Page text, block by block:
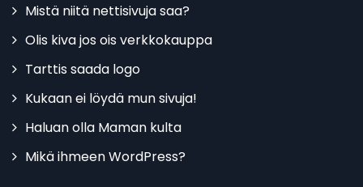
Mistä niitä nettisivuja saa?
Olis kiva jos ois verkkokauppa
Tarttis saada logo
Kukaan ei löydä mun sivuja!
Haluan olla Maman kulta
Mikä ihmeen WordPress?